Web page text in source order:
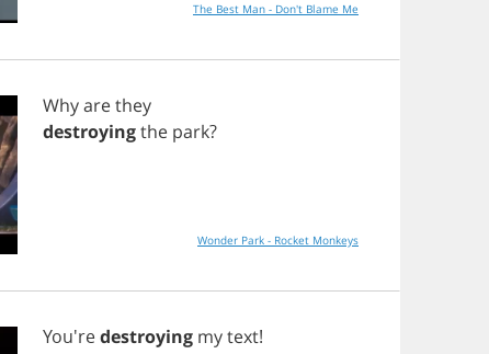
The Best Man - Don't Blame Me
Whyarethey
destroyingthe park?
Wonder Park - Rocket Monkeys
You'redestroying mytext!